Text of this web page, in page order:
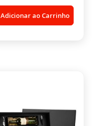
Adicionar ao Carrinho